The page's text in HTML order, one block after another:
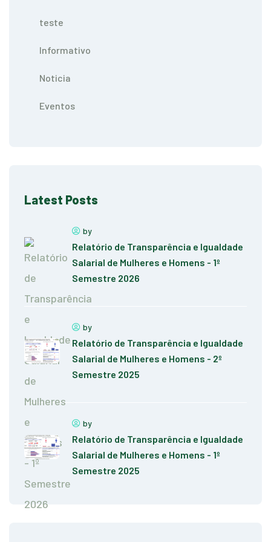
teste
Informativo
Noticia
Eventos
Latest Posts
by
Relatório de Transparência e Igualdade
Salarial de Mulheres e Homens - 1º
Semestre 2026
by
Relatório de Transparência e Igualdade
Salarial de Mulheres e Homens - 2º
Semestre 2025
by
Relatório de Transparência e Igualdade
Salarial de Mulheres e Homens - 1º
Semestre 2025